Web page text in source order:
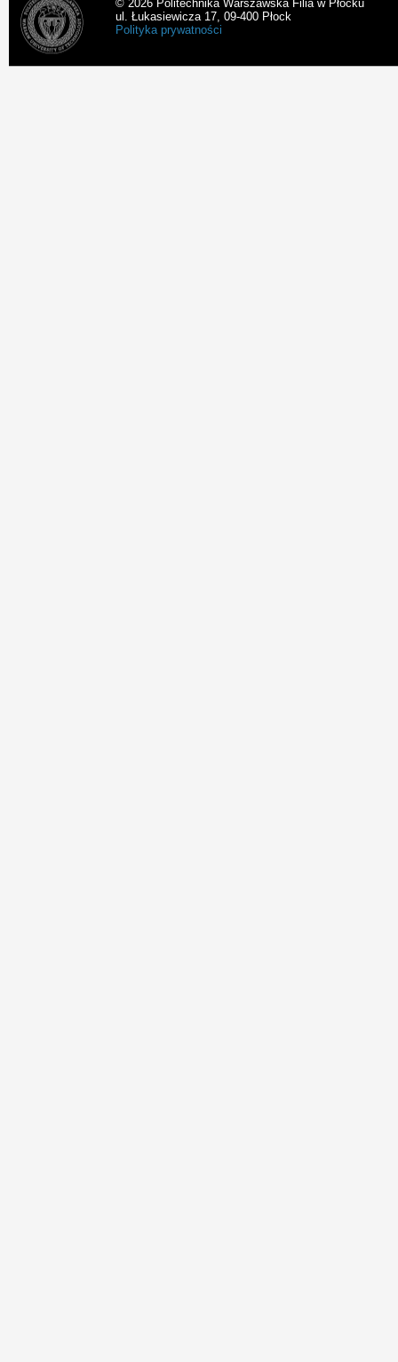
© 2026 Politechnika Warszawska Filia w Płocku
ul. Łukasiewicza 17, 09-400 Płock
Polityka prywatności